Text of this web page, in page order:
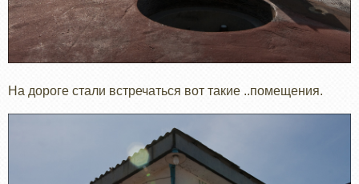
На дороге стали встречаться вот такие ..помещения.